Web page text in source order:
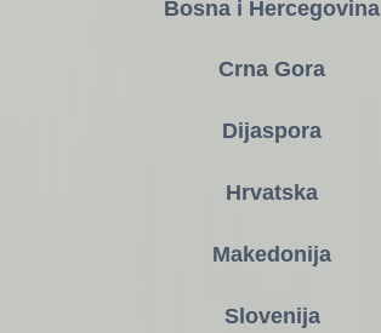
Bosna i Hercegovina
Crna Gora
Dijaspora
Hrvatska
Makedonija
Slovenija